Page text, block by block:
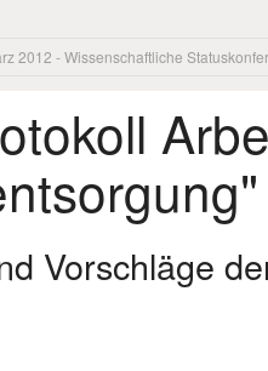
2012 - Wissenschaftliche
Vorschläge